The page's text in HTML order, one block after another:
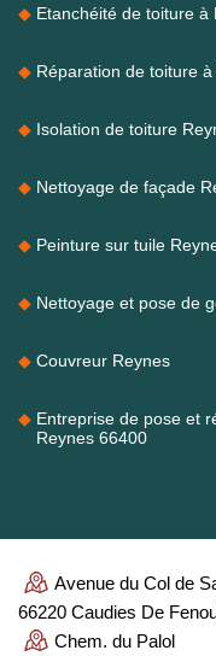
Etanchéité de toiture à
Réparation de toiture
Isolation de toiture
Nettoyage de façade
Peinture sur tuile
Nettoyage et pose de
Couvreur Reynes
Entreprise de pose et
Reynes 66400
Avenue du Col de
66220 Caudies De
Chem. du Palol